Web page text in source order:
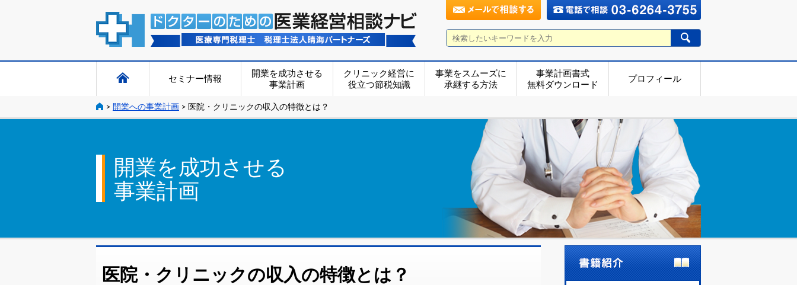
セミナー情報
開業を成功させる
事業計画
クリニック経営に
役立つ節税知識
事業をスムーズに
承継する方法
事業計画書式
無料ダウンロード
プロフィール
> 開業への事業計画 > 医院・クリニックの収入の特徴とは？
開業を成功させる
事業計画
医院・クリニックの収入の特徴とは？